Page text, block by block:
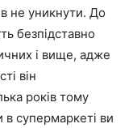
не уникнути. До
безпідставно
і вище, адже
він
років тому
в супермаркеті ви